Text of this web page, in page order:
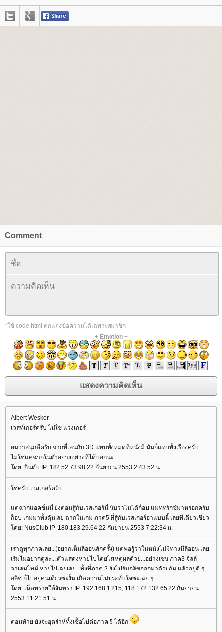
Comment
*ใช้ code html ตกแต่งข้อความได้เฉพาะสมาชิก
+ Emotion+
Albert Wesker
เวสท์เกอร์ครับ ไม่ใช่ แวงเกอร์
ผมว่าสนุกดีครับ ฉากที่เล่นกับ 3D แทบทั้งหมดที่หนังมี มันก็แทบทั้งเรื่องครับ
ไม่ใช่แค่ฉากในตัวอย่างอย่างที่ได้บอกนะ
ดย: กินตับ IP: 182.52.73.98 22 กันยายน 2553 2:43:52 น.
ช่ครับ เวสเกอร์ครับ
ต่ฉากแอคชั่นนี่ ยิ่งตอนสู้กับเวสเกอร์นี่ นับว่าไม่ได้ก็อป แมททริกซ์มาหรอกครับ
ก็อป เกมมาทั้งดุ้นเลย ฉากในเกม ภาค5 ที่สู้กับเวสเกอร์อ่าแบบนี้ เลยทีเดียวเชียว
ดย: NusClub IP: 180.183.29.64 22 กันยายน 2553 7:22:34 น.
เราดูทุกภาคเลย...(อยากเห็นลีออนสักครั้ง) แต่พอรู้ว่าในหนังไม่มีทางมีลีออน เล
เริ่มไม่อยากดูละ....ตัวแสดงหายไปโดยไรเหตุผลด้วย...อย่างเช่น ภาค3 จิลล์
วาเลนไทน์ หายไปเฉยเลย...ทั้งที่ภาค 2 ยังไปรับอลิซออกมาด้วยกัน แล้วอยู่ดี ๆ
อลิซ ก็ไปอยู่คนเดียวซะงั้น เกิดความไม่ประทับใจซะเฉย ๆ
ดย: เม็ดทรายใต้จันทรา IP: 192.168.1.215, 118.172.132.65 22 กันยายน
2553 11:21:51 น.
ตอนท้าย ยังจะอุตส่าห์ทิ้งเชื้อไปต่อภาค 5 ได้อีก